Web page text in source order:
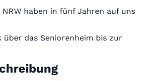
haben in fünf Jahren auf uns
über das Seniorenheim bis zur